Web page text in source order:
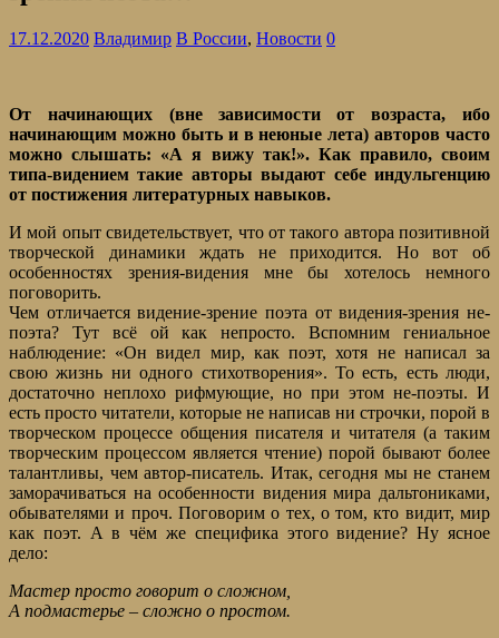
17.12.2020 Владимир В России, Новости 0
От начинающих (вне зависимости от возраста, ибо
начинающим можно быть и в неюные лета) авторов часто
можно слышать: «А я вижу так!». Как правило, своим
типа-видением такие авторы выдают себе индульгенцию
от постижения литературных навыков.
И мой опыт свидетельствует, что от такого автора позитивной
творческой динамики ждать не приходится. Но вот об
особенностях зрения-видения мне бы хотелось немного
поговорить.
Чем отличается видение-зрение поэта от видения-зрения не-
поэта? Тут всё ой как непросто. Вспомним гениальное
наблюдение: «Он видел мир, как поэт, хотя не написал за
свою жизнь ни одного стихотворения». То есть, есть люди,
достаточно неплохо рифмующие, но при этом не-поэты. И
есть просто читатели, которые не написав ни строчки, порой в
творческом процессе общения писателя и читателя (а таким
творческим процессом является чтение) порой бывают более
талантливы, чем автор-писатель. Итак, сегодня мы не станем
заморачиваться на особенности видения мира дальтониками,
обывателями и проч. Поговорим о тех, о том, кто видит, мир
как поэт. А в чём же специфика этого видение? Ну ясное
дело:
Мастер просто говорит о сложном,
А подмастерье – сложно о простом.